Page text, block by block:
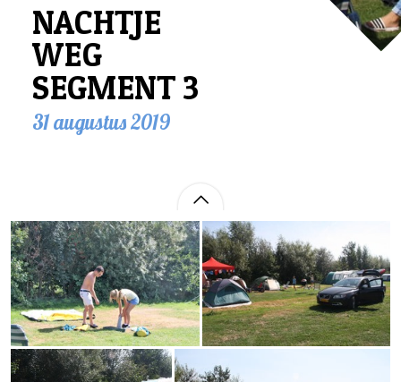
NACHTJE
WEG
SEGMENT 3
31 augustus 2019